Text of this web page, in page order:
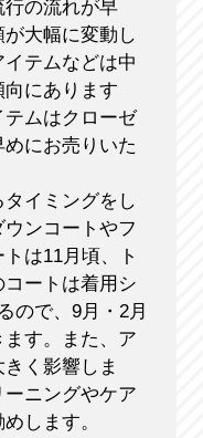
行の流れが早
大幅に変動し
テムなどは中
にあります
ムはクローゼ
にお売りいた
イミングをし
ンコートやフ
は11月頃、ト
ートは着用シ
ので、9月・2月
す。また、ア
く影響しま
ニングやケア
します。